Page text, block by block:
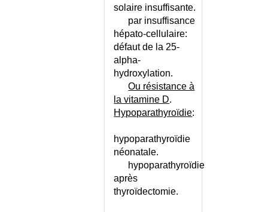
INJECTION INTRAMUSCULAIRE
ANDROGENES (SYNDROME D')
INSTABILITE VESICALE -
INSTABILITE VESICALE -
INSTABILITE VESICALE CHEZ
INSTABILITE VESICALE CHEZ
INSUFFISANCE AORTIQUE
INSUFFISANCE ARTERIELLE
solaire insuffisante.
par insuffisance
hépato-cellulaire:
défaut de la 25-
alpha-
hydroxylation.
Ou résistance à
la vitamine D.
Hypoparathyroïdie:
hypoparathyroïdie
néonatale.
hypoparathyroïdie
après
thyroïdectomie.